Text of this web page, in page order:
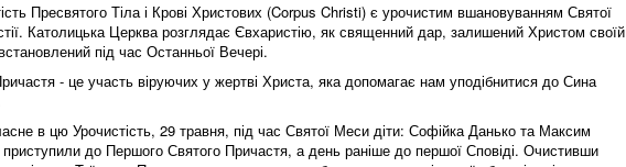
Пресвятого Тіла і Крові Христових (Corpus Christi) є урочистим вшановуванням Святої
Католицька Церква розглядає Євхаристію, як священний дар, залишений Христом своїй
під час Останньої Вечері.
- це участь віруючих у жертві Христа, яка допомагає нам уподібнитися до Сина
в цю Урочистість, 29 травня, під час Святої Меси діти: Софійка Данько та Максим
до Першого Святого Причастя, а день раніше до першої Сповіді. Очистивши